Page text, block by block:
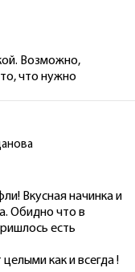
Возможно,
что нужно
Вкусная начинка и
Обидно что в
есть
как и всегда !